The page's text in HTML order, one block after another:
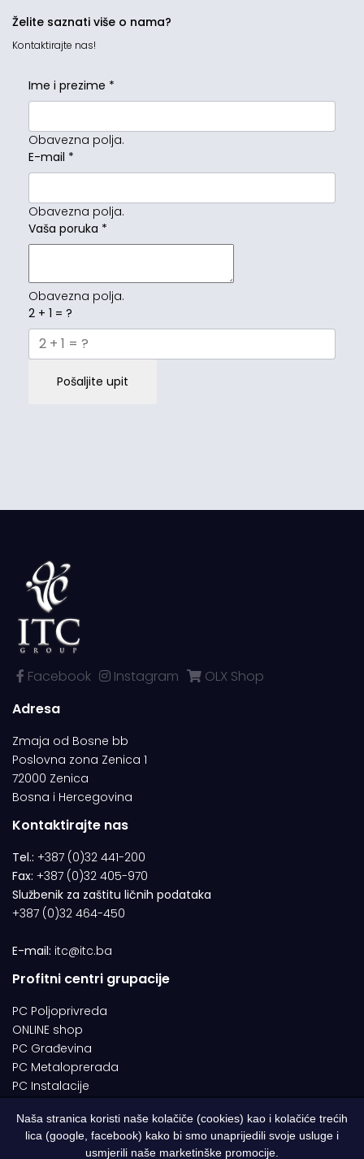
Želite saznati više o nama?
Kontaktirajte nas!
Ime i prezime *
Obavezna polja.
E-mail *
Obavezna polja.
Vaša poruka *
Obavezna polja.
2 + 1 = ?
Pošaljite upit
Facebook Instagram
OLX Shop
Adresa
Zmaja od Bosne bb
Poslovna zona Zenica 1
72000 Zenica
Bosna i Hercegovina
Kontaktirajte nas
Tel.: +387 (0)32 441-200
Fax: +387 (0)32 405-970
Službenik za zaštitu ličnih podataka
+387 (0)32 464-450
E-mail: itc@itc.ba
Profitni centri grupacije
PC Poljoprivreda
ONLINE shop
PC Građevina
PC Metaloprerada
PC Instalacije
© 1994-2026 | ITC d.o.o. Zenica. Sva prava pridržana | Designed by
Naša stranica koristi naše kolačiče (cookies) kao i kolačiće trećih
lica (google, facebook) kako bi smo unaprijedili svoje usluge i
usmjerili naše marketinške promocije.